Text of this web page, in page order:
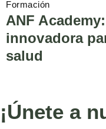
Formación
ANF
innovadora
salud
¡Únete a